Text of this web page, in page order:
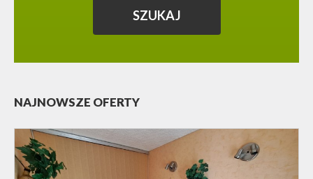
NAJNOWSZE OFERTY